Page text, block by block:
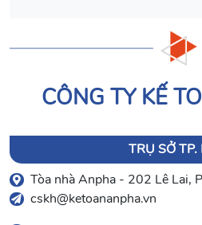
CÔNG TY KẾ
TRỤ SỞ TP.
Tòa nhà Anpha - 202 Lê Lai,
cskh@ketoananpha.vn